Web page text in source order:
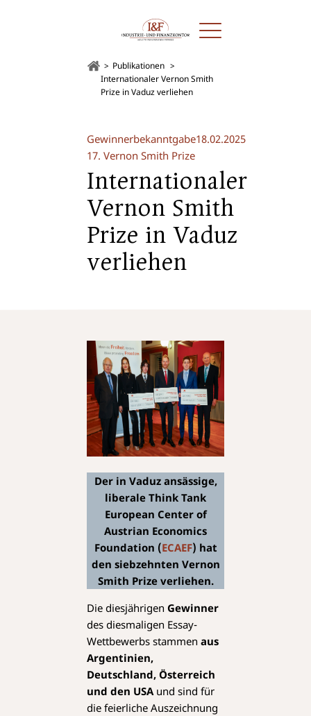
Publikationen
Internationaler Vernon Smith
Prize in Vaduz verliehen
Gewinnerbekanntgabe
17. Vernon Smith Prize
18.02.2025
Internationaler
Vernon Smith
Prize in Vaduz
verliehen
Der in Vaduz ansässige,
liberale Think Tank
European Center of
Austrian Economics
Foundation (ECAEF) hat
den siebzehnten Vernon
Smith Prize verliehen.
Die diesjährigenGewinner
des diesmaligen Essay-
Wettbewerbs stammenaus
Argentinien,
Deutschland, Österreich
und den USA und sind für
die feierliche Auszeichnung